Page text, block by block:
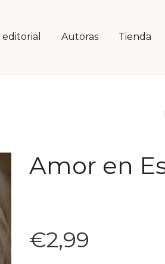
editorial Autoras Tienda
Amor en
€2,99